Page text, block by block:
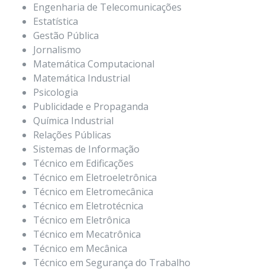
Engenharia de Telecomunicações
Estatística
Gestão Pública
Jornalismo
Matemática Computacional
Matemática Industrial
Psicologia
Publicidade e Propaganda
Química Industrial
Relações Públicas
Sistemas de Informação
Técnico em Edificações
Técnico em Eletroeletrônica
Técnico em Eletromecânica
Técnico em Eletrotécnica
Técnico em Eletrônica
Técnico em Mecatrônica
Técnico em Mecânica
Técnico em Segurança do Trabalho